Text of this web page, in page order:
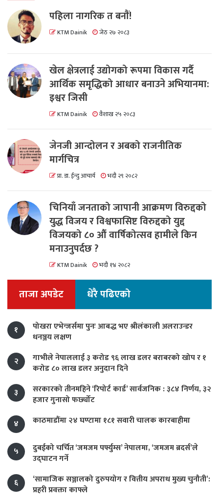
पहिला नागरिक त बनाैं!
KTM Dainik जेठ २७ २०८३
खेल क्षेत्रलाई उद्योगको रूपमा विकास गर्दै
आर्थिक समृद्धिको आधार बनाउने अभियानमा:
इश्वर जिसी
KTM Dainik वैशाख २५ २०८३
जेनजी आन्दोलन र अबको राजनीतिक
मार्गचित्र
प्रा. डा. ईन्दु आचार्य भदौ २९ २०८२
चिनियाँ जनताको जापानी आक्रमण विरुद्दको
युद्ध विजय र विश्वफासिष्ट विरुद्दको युद्द
विजयको ८० औं वार्षिकोत्सव हामीले किन
मनाउनुपर्दछ ?
KTM Dainik भदौ १४ २०८२
ताजा अपडेट धेरै पढिएको
१
पोखरा एभेन्जर्समा पुनः आबद्ध भए श्रीलंकाली अलराउन्डर
धनञ्जय लक्षण
२
गाभीले नेपाललाई ३ करोड ९६ लाख डलर बराबरको खोप र १
करोड ८० लाख डलर अनुदान दिने
३
सरकारको तीनमहिने ‘रिपोर्ट कार्ड’ सार्वजनिक : ३८४ निर्णय, ३२
हजार गुनासो फर्छ्योट
४
काठमाडौंमा २४ घण्टामा १८१ सवारी चालक कारबाहीमा
५
दुबईको चर्चित ‘जमजम पर्फ्युम्स’ नेपालमा, ‘जमजम ब्रदर्स’ले
उद्घाटन गर्ने
६
‘सामाजिक सञ्जालको दुरुपयोग र वित्तीय अपराध मुख्य चुनौती’:
प्रहरी प्रवक्ता काफ्ले